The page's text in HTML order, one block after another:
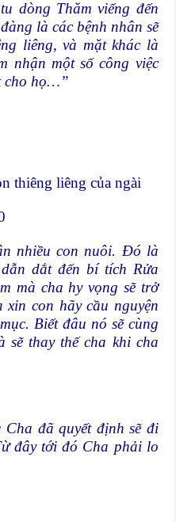
dòng Thăm viếng đến
là các bệnh nhân sẽ
liêng, và mặt khác là
nhận một số công việc
cho họ…”
thiêng liêng của ngài
nhiều con nuôi. Đó là
dắt đến bí tích Rửa
mà cha hy vọng sẽ trở
con hãy cầu nguyện
Biết đâu nó sẽ cùng
sẽ thay thế cha khi cha
đã quyết định sẽ đi
đây tới đó Cha phải lo